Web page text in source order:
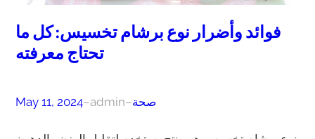
فوائد وأضرار نوع برشام تخسيس: كل ما
تحتاج معرفته
May 11, 2024–admin–صحة